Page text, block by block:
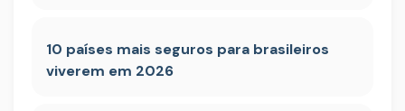
10 países mais seguros para brasileiros
viverem em 2026